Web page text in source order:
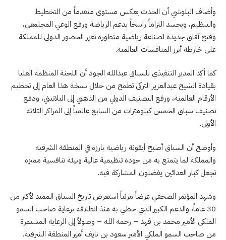
وأضاف البلوشي أن الحدث يعكس مستوى متقدماً من التخطيط
والتنظيم، ويجسد التزاماً راسخاً بدعم الرياضة ورفع الوعي المجتمعي،
وفتح آفاق جديدة لصناعة رياضية متطورة تعزز الحضور الدولي للمملكة
على خارطة أبرز المنافسات العالمية.
كما أكد المدير التنفيذي للسباق عبدالله الجود أن اللجنة المنظمة العليا
بقيادة الشيخ عبدالعزيز التركي تطمح من خلال نسخة هذا العام إلى تحطيم
الأرقام العالمية، ورفع التصنيف الدولي من الذهبي إلى البلاتيني، ودفع
تصنيف سباق الخمس كيلومترات من السابع عالمياً إلى المراكز الثلاثة
الأولى.
وأوضح أن السباق أصبح أيقونة رياضية بارزة في المنطقة الشرقية
والمملكة لما يتمتع به من جودة تنظيمية عالية وبيئة تنافسية مميزة
تجعل كبار العدائين يفضلون المشاركة فيه.
وشهد المؤتمر الصحفي عرضاً مرئياً استعرض تاريخ السباق الممتد لأكثر من
30 عاماً، والدعم الكبير الذي حظي به منذ انطلاقه برعاية صاحب السمو
الملكي الأمير محمد بن فهد – رحمه الله – وصولاً إلى الرعاية المستمرة
من صاحب السمو الملكي الأمير سعود بن نايف أمير المنطقة الشرقية.